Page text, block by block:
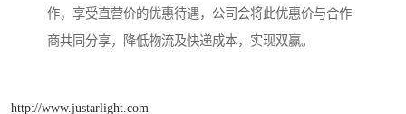
作，享受直营价的优惠待遇，公司会将此优惠价与合作
商共同分享，降低物流及快递成本，实现双赢。
http://www.justarlight.com